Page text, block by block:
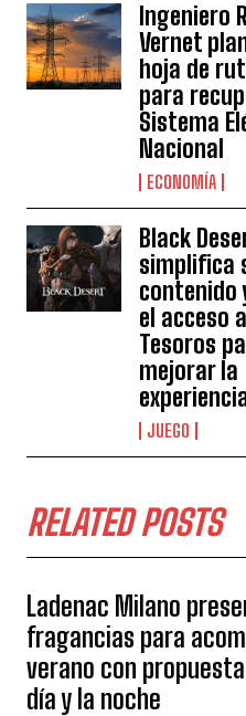
Ingeniero
Vernet
hoja de
para
Sistema
Nacional
ECONOMÍA
Black
simplifica
contenido
el acceso
Tesoros
mejorar la
JUEGO
RELATED POSTS
Ladenac Milano
fragancias para
verano con
día y la noche